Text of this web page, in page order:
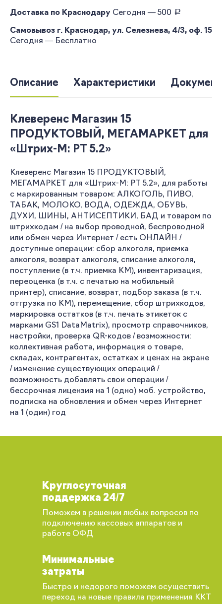
Доставка по Краснодару Сегодня — 500 руб.
Самовывоз г. Краснодар, ул. Селезнева, 4/3, оф. 15
Сегодня — Бесплатно
Описание Характеристики
Клеверенс Магазин 15
ПРОДУКТОВЫЙ, МЕГАМАРКЕТ для
«Штрих-М: РТ 5.2»
Клеверенс Магазин 15 ПРОДУКТОВЫЙ,
МЕГАМАРКЕТ для «Штрих-М: РТ 5.2», для работы
с маркированным товаром: АЛКОГОЛЬ, ПИВО,
ТАБАК, МОЛОКО, ВОДА, ОДЕЖДА, ОБУВЬ,
ДУХИ, ШИНЫ, АНТИСЕПТИКИ, БАД и товаром по
штрихкодам / на выбор проводной, беспроводной
или обмен через Интернет / есть ОНЛАЙН /
доступные операции: сбор алкоголя, приемка
алкоголя, возврат алкоголя, списание алкоголя,
поступление (в т.ч. приемка КМ), инвентаризация,
переоценка (в т.ч. с печатью на мобильный
принтер), списание, возврат, подбор заказа (в т.ч.
отгрузка по КМ), перемещение, сбор штрихкодов,
маркировка остатков (в т.ч. печать этикеток с
марками GS1 DataMatrix), просмотр справочников,
настройки, проверка QR-кодов / возможности:
коллективная работа, информация о товаре,
складах, контрагентах, остатках и ценах на экране
/ изменение существующих операций /
возможность добавлять свои операции /
бессрочная лицензия на 1 (одно) моб. устройство,
подписка на обновления и обмен через Интернет
на 1 (один) год
Круглосуточная
поддержка 24/7
Поможем в решении любых вопросов по
подключению кассовых аппаратов и
работе ОФД
Минимальные
затраты
Быстро и недорого поможем осуществить
переход на новые правила применения ККТ